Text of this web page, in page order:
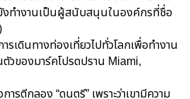
ยังทำงานเป็นผู้สนับสนุนในองค์กรที่ชื่อ
รเดินทางท่องเที่ยวไปทั่วโลกเพื่อทำงาน
วของมาร์คโปรดปราน Miami,
รตีกลอง “ดนตรี” เพราะว่าเขามีความ